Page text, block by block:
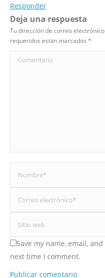
Responder
Deja una respuesta
Tu dirección de correo
requeridos están marcados *
Comentario
Save my name, email,
next time I comment.
Publicar comentario